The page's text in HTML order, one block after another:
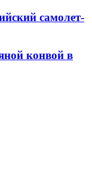
самолет-
конвой в